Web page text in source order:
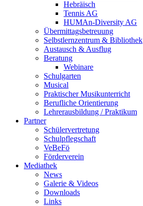
Hebräisch
Tennis AG
HUMAn-Diversity AG
Übermittagsbetreuung
Selbstlernzentrum & Bibliothek
Austausch & Ausflug
Beratung
Webinare
Schulgarten
Musical
Praktischer Musikunterricht
Berufliche Orientierung
Lehrerausbildung / Praktikum
Partner
Schülervertretung
Schulpflegschaft
VeBeFö
Förderverein
Mediathek
News
Galerie & Videos
Downloads
Links